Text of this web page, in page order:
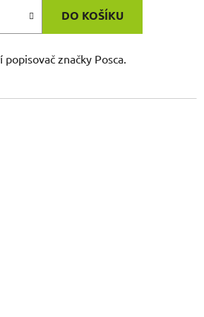
DO KOŠÍKU
popisovač značky Posca.